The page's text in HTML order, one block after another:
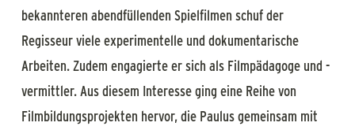
bekannteren abendfüllenden Spielfilmen schuf der
Regisseur viele experimentelle und dokumentarische
Arbeiten. Zudem engagierte er sich als Filmpädagoge und -
vermittler. Aus diesem Interesse ging eine Reihe von
Filmbildungsprojekten hervor, die Paulus gemeinsam mit